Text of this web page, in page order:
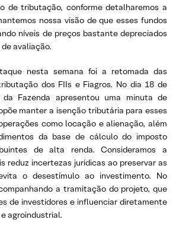
de tributação, conforme detalharemos a
nossa visão de que esses fundos
níveis de preços bastante depreciados
avaliação.
nesta semana foi a retomada das
dos FIIs e Fiagros. No dia 18 de
Fazenda apresentou uma minuta de
manter a isenção tributária para esses
como locação e alienação, além
da base de cálculo do imposto
de alta renda. Consideramos a
reduz incertezas jurídicas ao preservar as
o desestímulo ao investimento. No
a tramitação do projeto, que
de investidores e influenciar diretamente
agroindustrial.